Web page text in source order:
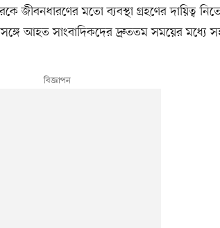
জীবনধারণের মতো ব্যবস্থা গ্রহণের দায়িত্ব
আহত সাংবাদিকদের দ্রুততম সময়ের মধ্যে